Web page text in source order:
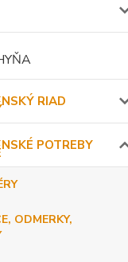
RIAD
POTREBY
ODMERKY,